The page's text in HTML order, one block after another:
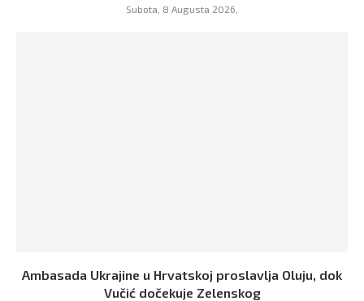
Subota, 8 Augusta 2026,
Ambasada Ukrajine u Hrvatskoj proslavlja Oluju, dok
Vučić dočekuje Zelenskog